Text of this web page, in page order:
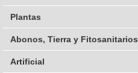
Plantas
Abonos, Tierra y Fitosanitarios
Artificial